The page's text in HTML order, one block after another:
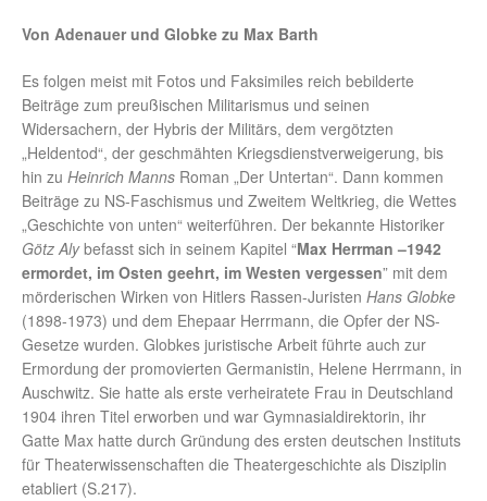
Von Adenauer und Globke zu Max Barth
Es folgen meist mit Fotos und Faksimiles reich bebilderte
Beiträge zum preußischen Militarismus und seinen
Widersachern, der Hybris der Militärs, dem vergötzten
„Heldentod“, der geschmähten Kriegsdienstverweigerung, bis
hin zu Heinrich Manns Roman „Der Untertan“. Dann kommen
Beiträge zu NS-Faschismus und Zweitem Weltkrieg, die Wettes
„Geschichte von unten“ weiterführen. Der bekannte Historiker
Götz Alybefasst sich in seinem Kapitel “Max Herrman –1942
ermordet, im Osten geehrt, im Westen vergessen” mit dem
mörderischen Wirken von Hitlers Rassen-Juristen Hans Globke
(1898-1973) und dem Ehepaar Herrmann, die Opfer der NS-
Gesetze wurden. Globkes juristische Arbeit führte auch zur
Ermordung der promovierten Germanistin, Helene Herrmann, in
Auschwitz. Sie hatte als erste verheiratete Frau in Deutschland
1904 ihren Titel erworben und war Gymnasialdirektorin, ihr
Gatte Max hatte durch Gründung des ersten deutschen Instituts
für Theaterwissenschaften die Theatergeschichte als Disziplin
etabliert (S.217).